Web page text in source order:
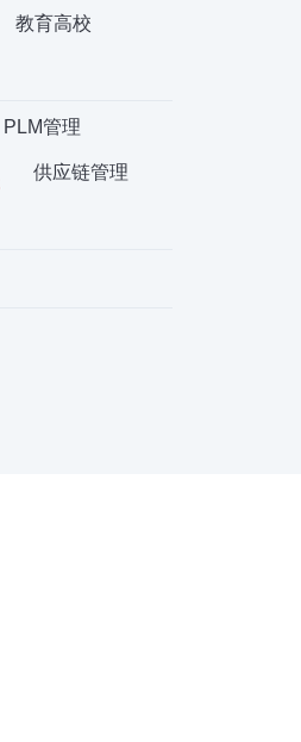
教育高校
PLM管理
供应链管理